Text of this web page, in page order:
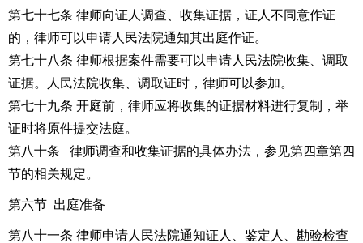
第七十七条 律师向证人调查、收集证据，证人不同意作证
的，律师可以申请人民法院通知其出庭作证。
第七十八条 律师根据案件需要可以申请人民法院收集、调取
证据。人民法院收集、调取证时，律师可以参加。
第七十九条 开庭前，律师应将收集的证据材料进行复制，举
证时将原件提交法庭。
第八十条 律师调查和收集证据的具体办法，参见第四章第四
节的相关规定。
第六节 出庭准备
第八十一条 律师申请人民法院通知证人、鉴定人、勘验检查